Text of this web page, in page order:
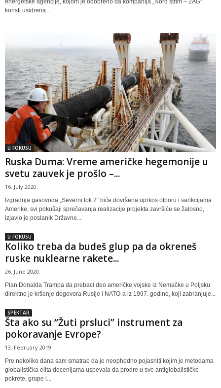
energetske agencije, kojom je odobreno da kompanija „Nord strim – 2AG“
koristi usidrena...
U FOKUSU
Ruska Duma: Vreme američke hegemonije u
svetu zauvek je prošlo –...
16. July 2020.
Izgradnja gasovoda „Severni tok 2“ biće dovršena uprkos otporu i sankcijama
Amerike, svi pokušaji sprečavanja realizacije projekta završiće se žalosno,
izjavio je poslanik Državne...
U FOKUSU
Koliko treba da budeš glup pa da okreneš
ruske nuklearne rakete...
26. June 2020.
Plan Donalda Trampa da prebaci deo američke vojske iz Nemačke u Poljsku
direktno je kršenje dogovora Rusije i NATO-a iz 1997. godine, koji zabranjuje...
SPEKTAR
Šta ako su “Žuti prsluci” instrument za
pokoravanje Evrope?
13. February 2019.
Pre nekoliko dana sam smatrao da je neophodno pojasniti kojim je metodama
globalistička elita decenijama uspevala da prodre u sve antiglobalističke
pokrete, grupe i...